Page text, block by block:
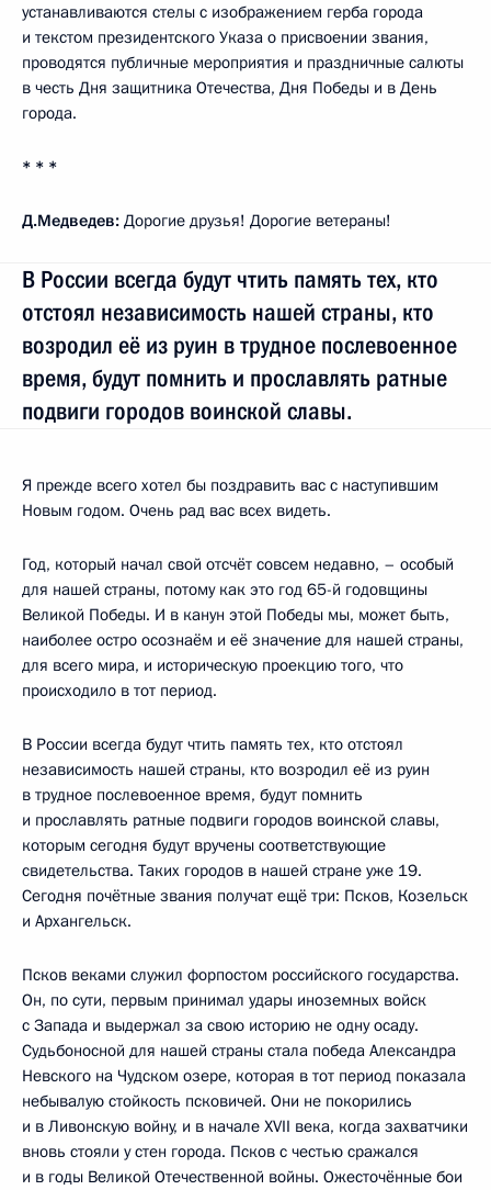
устанавливаются стелы с изображением герба города
и текстом президентского Указа о присвоении звания,
проводятся публичные мероприятия и праздничные салюты
в честь Дня защитника Отечества, Дня Победы и в День
города.
* * *
Д.Медведев: Дорогие друзья! Дорогие ветераны!
В России всегда будут чтить память тех, кто
отстоял независимость нашей страны, кто
возродил её из руин в трудное послевоенное
время, будут помнить и прославлять ратные
подвиги городов воинской славы.
Я прежде всего хотел бы поздравить вас с наступившим
Новым годом. Очень рад вас всех видеть.
Год, который начал свой отсчёт совсем недавно, – особый
для нашей страны, потому как это год 65-й годовщины
Великой Победы. И в канун этой Победы мы, может быть,
наиболее остро осознаём и её значение для нашей страны,
для всего мира, и историческую проекцию того, что
происходило в тот период.
В России всегда будут чтить память тех, кто отстоял
независимость нашей страны, кто возродил её из руин
в трудное послевоенное время, будут помнить
и прославлять ратные подвиги городов воинской славы,
которым сегодня будут вручены соответствующие
свидетельства. Таких городов в нашей стране уже 19.
Сегодня почётные звания получат ещё три: Псков, Козельск
и Архангельск.
Псков веками служил форпостом российского государства.
Он, по сути, первым принимал удары иноземных войск
с Запада и выдержал за свою историю не одну осаду.
Судьбоносной для нашей страны стала победа Александра
Невского на Чудском озере, которая в тот период показала
небывалую стойкость псковичей. Они не покорились
и в Ливонскую войну, и в начале XVII века, когда захватчики
вновь стояли у стен города. Псков с честью сражался
и в годы Великой Отечественной войны. Ожесточённые бои